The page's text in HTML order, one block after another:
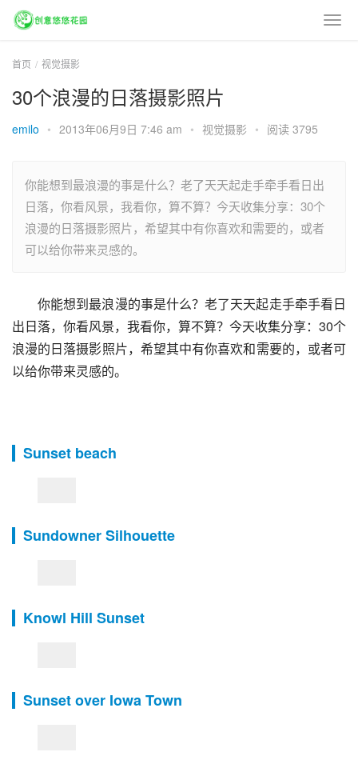
首页 视觉摄影
30个浪漫的日落摄影照片
emilo • 2013年06月9日 7:46 am • 视觉摄影 • 阅读 3795
你能想到最浪漫的事是什么？老了天天起走手牵手看日出
日落，你看风景，我看你，算不算？今天收集分享：30个
浪漫的日落摄影照片，希望其中有你喜欢和需要的，或者
可以给你带来灵感的。
你能想到最浪漫的事是什么？老了天天起走手牵手看日
出日落，你看风景，我看你，算不算？今天收集分享：30个
浪漫的日落摄影照片，希望其中有你喜欢和需要的，或者可
以给你带来灵感的。
Sunset beach
Sundowner Silhouette
Knowl Hill Sunset
Sunset over Iowa Town